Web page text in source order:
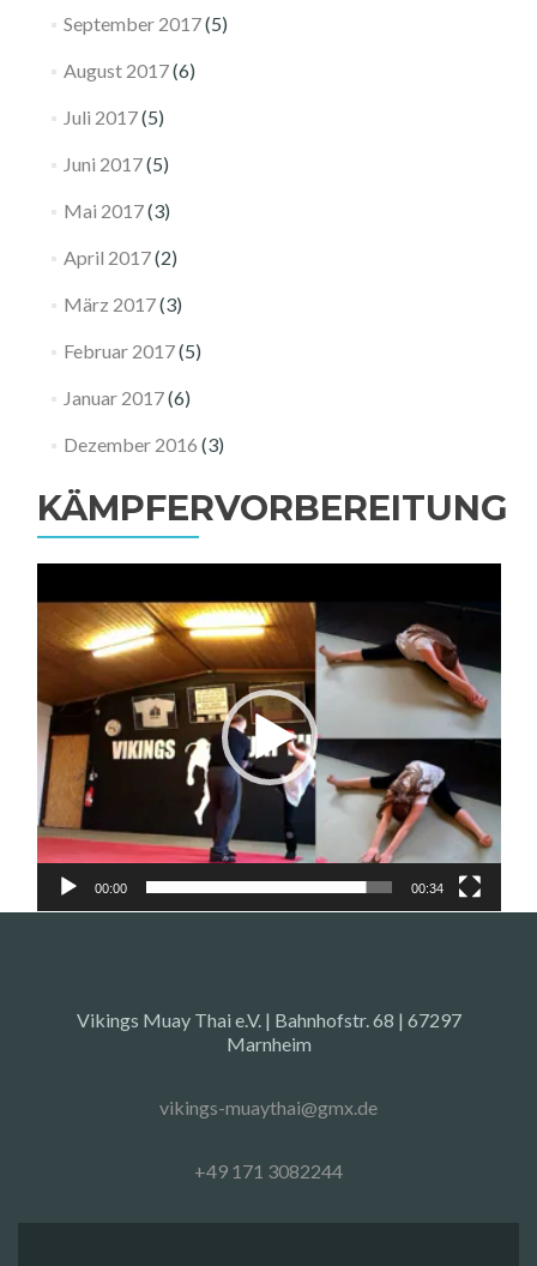
September 2017(5)
August 2017(6)
Juli 2017(5)
Juni 2017(5)
Mai 2017(3)
April 2017(2)
März 2017(3)
Februar 2017(5)
Januar 2017(6)
Dezember 2016 (3)
KÄMPFERVORBEREITUNG
Player
00:00 00:34
Vikings Muay Thai e.V. | Bahnhofstr. 68 | 67297
Marnheim
vikings-muaythai@gmx.de
+49 171 3082244